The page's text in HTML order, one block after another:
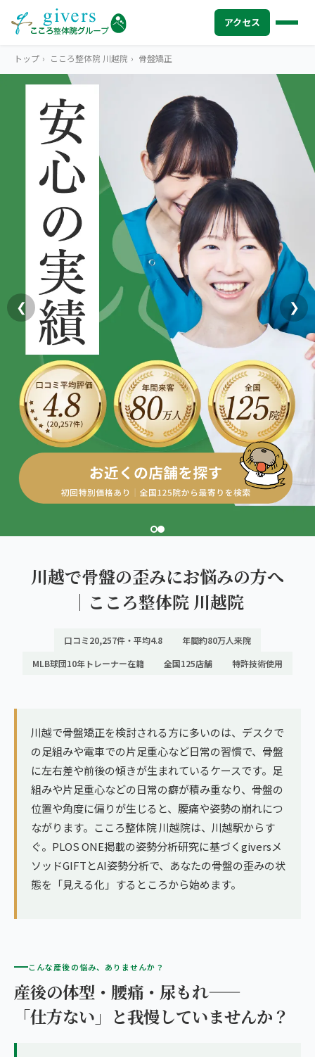
アクセス
HOME トップ
SYMPTOMS 症状から探す
腰痛
肩こり・首こり
四十肩・五十肩
膝痛・関節痛
股関節の痛み
産後の不調・体型の崩れ
骨盤の傾き・歪み
坐骨神経痛
ぎっくり腰
寝違え
姿勢矯正
ゴルフ
ヨガ・ピラティス
MENU メニューから探す
STORE 店舗一覧
AREA エリアから探す
北海道
札幌エリア（13院）
東北
仙台エリア（4院）
関東
池袋エリア（3院）
新宿エリア（3院）
高田馬場エリア（2院）
立川エリア（2院）
広島エリア（4院）
鹿児島エリア（3院）
→ エリア一覧（全11エリア）
ABOUT US 私たちについて
こころ整体院グループについて
初めての方へ
giversメソッドGIFT
研究・論文
医師・専門家からの推薦
メディア・実績
お知らせ
ご予約はこちら
OUR CONCEPT
とらわれないカラダを。
トップ › こころ整体院 川越院 › 骨盤矯正
❮ ❯
川越で骨盤の歪みにお悩みの方へ
｜こころ整体院 川越院
口コミ20,257件・平均4.8
年間約80万人来院
MLB球団10年トレーナー在籍
全国125店舗 特許技術使用
川越で骨盤矯正を検討される方に多いのは、デスクで
の足組みや電車での片足重心など日常の習慣で、骨盤
に左右差や前後の傾きが生まれているケースです。足
組みや片足重心などの日常の癖が積み重なり、骨盤の
位置や角度に偏りが生じると、腰痛や姿勢の崩れにつ
ながります。こころ整体院 川越院は、川越駅からす
ぐ。PLOS ONE掲載の姿勢分析研究に基づくgiversメ
ソッドGIFTとAI姿勢分析で、あなたの骨盤の歪みの状
態を「見える化」するところから始めます。
こんな産後の悩み、ありませんか？
産後の体型・腰痛・尿もれ——
「仕方ない」と我慢していませんか？